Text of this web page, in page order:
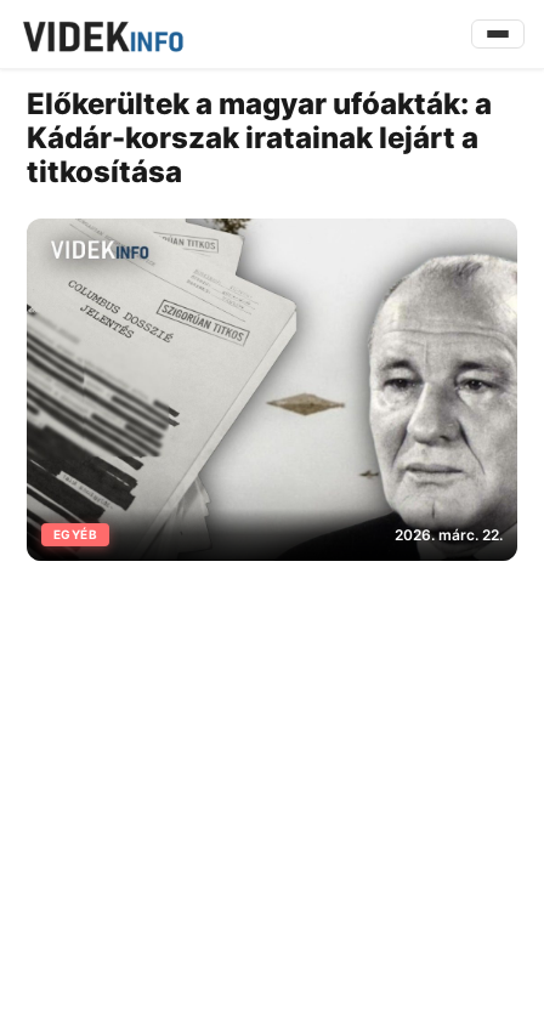
Előkerültek a magyar ufóakták: a
Kádár-korszak iratainak lejárt a
titkosítása
EGYÉB 2026. márc. 22.